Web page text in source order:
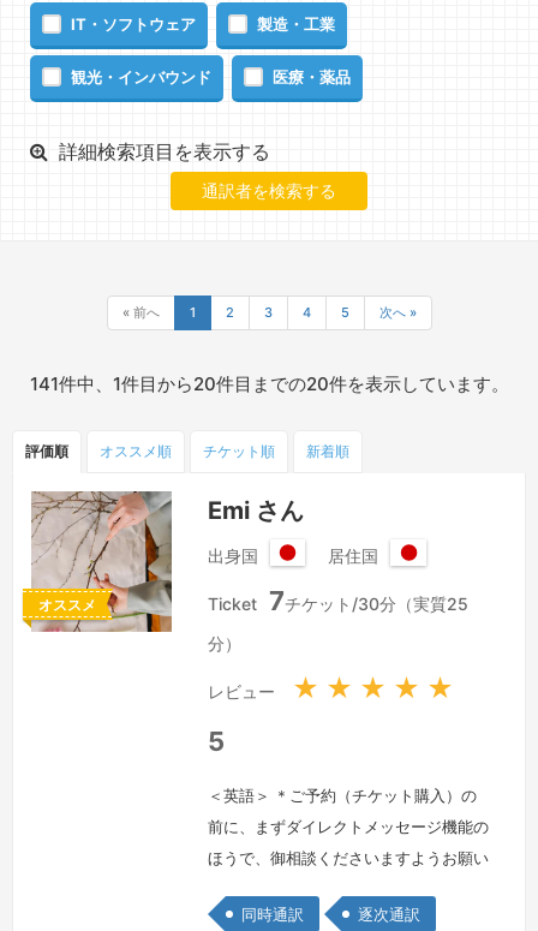
IT・ソフトウェア 製造・工業
観光・インバウンド 医療・薬品
詳細検索項目を表示する
« 前へ 1 2 3 4 5 次へ »
141件中、1件目から20件目までの20件を表示しています。
評価順 オススメ順 チケット 順 新着順
オススメ
Emi さん
出身国
本
居住国
本
Ticket 7チケット/30分（実質25
分）
レビュー ★ ★ ★ ★ ★
5
＜英語＞ ＊ご予約（チケット購入）の
前に、まずダイレクトメッセージ機能の
ほうで、御相談くださいますようお願い
は、お客様のご予算に合わせ、ご相談に
同時通訳 逐次通訳